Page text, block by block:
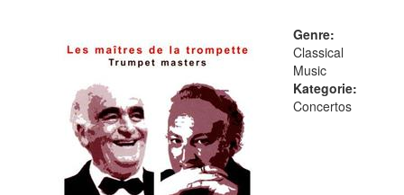
Genre:
Classical
Music
Kategorie:
Concertos